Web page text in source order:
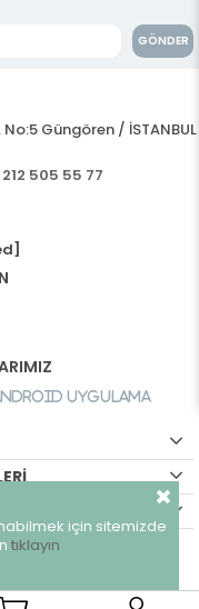
GÖNDER
Güngören / İSTANBUL
505 55 77
Uygulama
saklıdır.
için sitemizde
tıklayın